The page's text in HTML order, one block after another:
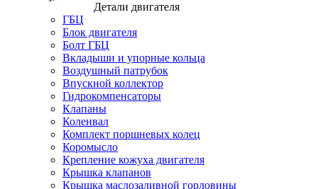
Детали двигателя
ГБЦ
Блок двигателя
Болт ГБЦ
Вкладыши и упорные кольца
Воздушный патрубок
Впускной коллектор
Гидрокомпенсаторы
Клапаны
Коленвал
Комплект поршневых колец
Коромысло
Крепление кожуха двигателя
Крышка клапанов
Крышка маслозаливной горловины